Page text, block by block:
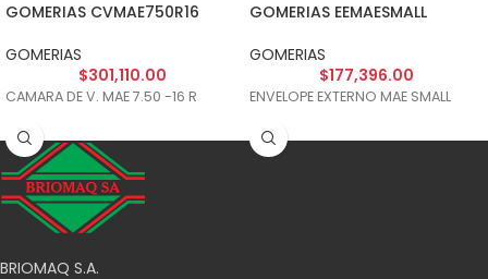
GOMERIAS CVMAE750R16
GOMERIAS
$301,110.00
CAMARA DE V. MAE 7.50 -16 R
GOMERIAS EEMAESMALL
GOMERIAS
$177,396.00
ENVELOPE EXTERNO MAE SMALL
BRIOMAQ S.A.